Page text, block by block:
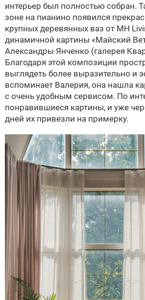
интерьер был полностью собран.
зоне на пианино появился
крупных деревянных ваз от MH
динамичной картины «Майский
Александры Янченко (галерея
Благодаря этой композиции
выглядеть более выразительно и
вспоминает Валерия, она нашла
с очень удобным сервисом. По
понравившиеся картины, и уже
дней их привезли на примерку.